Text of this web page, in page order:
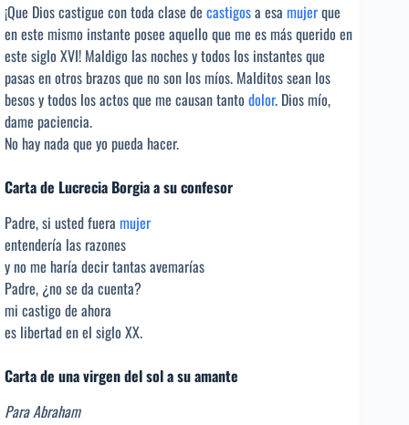
¡Que Dios castigue con toda clase de castigosa esa mujerque
en este mismo instante posee aquello que me es más querido en
este siglo XVI! Maldigo las noches y todos los instantes que
pasas en otros brazos que no son los míos. Malditos sean los
besos y todos los actos que me causan tanto dolor. Dios mío,
dame paciencia.
No hay nada que yo pueda hacer.
Carta de Lucrecia Borgia a su confesor
Padre, si usted fuera mujer
entendería las razones
y no me haría decir tantas avemarías
Padre, ¿no se da cuenta?
mi castigo de ahora
es libertad en el siglo XX.
Carta de una virgen del sol a su amante
Para Abraham